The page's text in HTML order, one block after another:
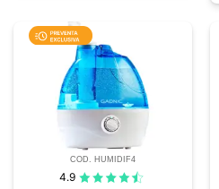
COD. HUMIDIF4
4.9